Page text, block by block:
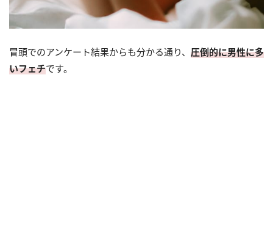
冒頭でのアンケート結果からも分かる通り、 圧倒的に男性に多
いフェチです。